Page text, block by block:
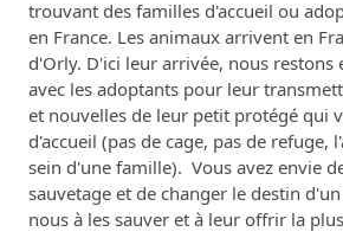
trouvant des familles d'accueil ou
en France. Les animaux arrivent en
d'Orly. D'ici leur arrivée, nous restons
avec les adoptants pour leur
et nouvelles de leur petit protégé qui
d'accueil (pas de cage, pas de refuge,
sein d'une famille). Vous avez envie
sauvetage et de changer le destin
nous à les sauver et à leur offrir la